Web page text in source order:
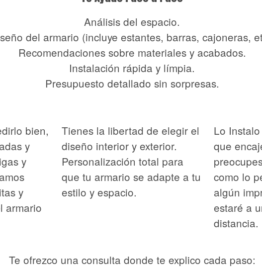
Análisis del espacio.
del armario (incluye estantes, barras, cajoneras,
Recomendaciones sobre materiales y acabados.
Instalación rápida y límpia.
Presupuesto detallado sin sorpresas.
bien,
y
y
y
armario
Tienes la libertad de elegir el
diseño interior y exterior.
Personalización total para
que tu armario se adapte a tu
estilo y espacio.
Lo
que
como lo
algún
estaré a
distancia.
Te ofrezco una consulta donde te explico cada paso: